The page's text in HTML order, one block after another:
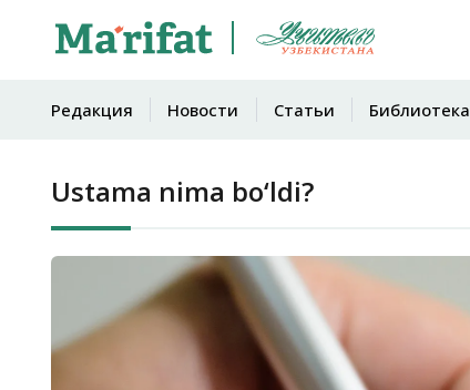
Редакция Новости Статьи Библиотека
Ustama nima bo‘ldi?